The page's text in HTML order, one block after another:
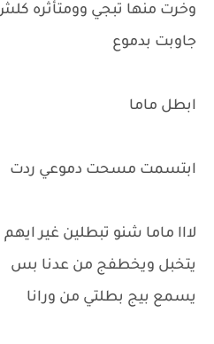
وخرت منها تبجي وومتأثره
جاوبت بدموع
ابطل ماما
ابتسمت مسحت دموعي ردت
لااا ماما شنو تبطلين غير ايهم
يتخبل ويخطفج من عدنا بس
يسمع بيج بطلتي من ورانا